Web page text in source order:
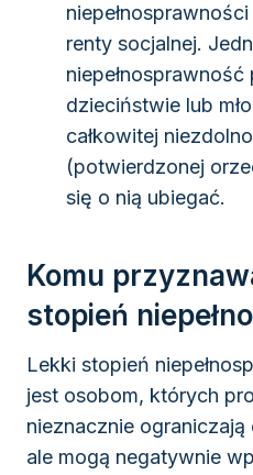
renty socjalnej.
niepełnosprawność
dzieciństwie lub
całkowitej
(potwierdzonej
się o nią ubiegać.
Komu
stopień
Lekki stopień
jest osobom, których
nieznacznie
ale mogą negatywnie